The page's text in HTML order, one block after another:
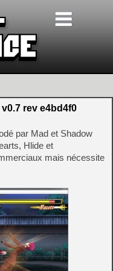
rev e4bd4f0
par Mad et Shadow
Hlide et
mais nécessite